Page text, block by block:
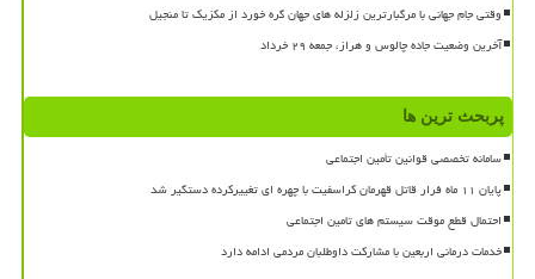
وقتی جام جهانی با مرگبارترین زلزله های جهان گره خورد از مکزیک تا منجیل
آخرین وضعیت جاده چالوس و هراز، جمعه ۲۹ خرداد
پربحث ترین ها
سامانه تخصصی قوانین تأمین اجتماعی
پایان ۱۱ ماه فرار قاتل قهرمان کراسفیت با چهره ای تغییرکرده دستگیر شد
احتمال قطع موقت سیستم های تامین اجتماعی
خدمات درمانی اربعین با مشارکت داوطلبان مردمی ادامه دارد